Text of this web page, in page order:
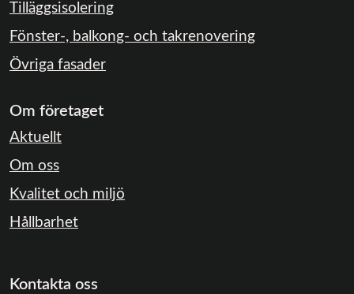
Tilläggsisolering
Fönster-, balkong- och takrenovering
Övriga fasader
Om företaget
Aktuellt
Om oss
Kvalitet och miljö
Hållbarhet
Kontakta oss